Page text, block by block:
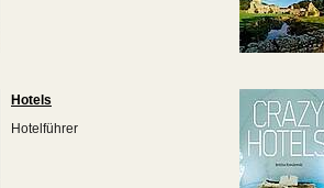
Hotels
Hotelführer